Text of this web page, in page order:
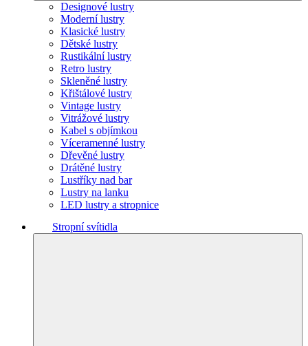
Designové lustry
Moderní lustry
Klasické lustry
Dětské lustry
Rustikální lustry
Retro lustry
Skleněné lustry
Křištálové lustry
Vintage lustry
Vitrážové lustry
Kabel s objímkou
Víceramenné lustry
Dřevěné lustry
Drátěné lustry
Lustříky nad bar
Lustry na lanku
LED lustry a stropnice
Stropní svítidla